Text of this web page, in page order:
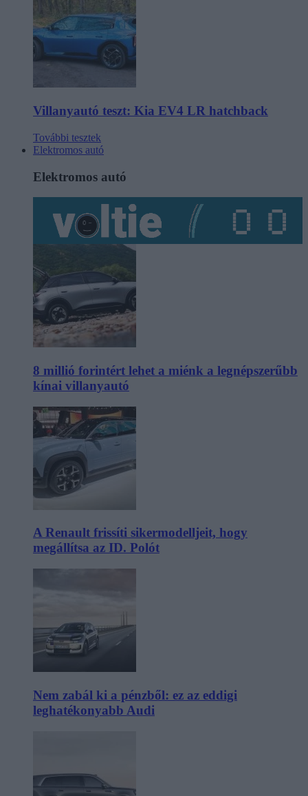
Villanyautó teszt: Kia EV4 LR hatchback
További tesztek
Elektromos autó
Elektromos autó
8 millió forintért lehet a miénk a legnépszerűbb
kínai villanyautó
A Renault frissíti sikermodelljeit, hogy
megállítsa az ID. Polót
Nem zabál ki a pénzből: ez az eddigi
leghatékonyabb Audi